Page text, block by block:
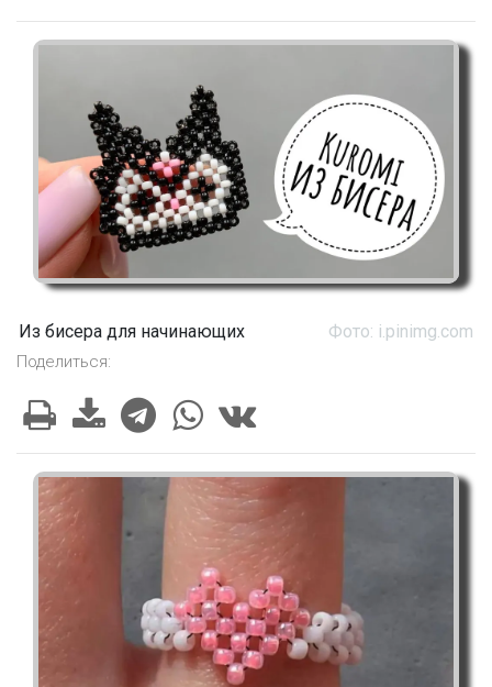
Из бисера для начинающих Фото: i.pinimg.com
Поделиться: